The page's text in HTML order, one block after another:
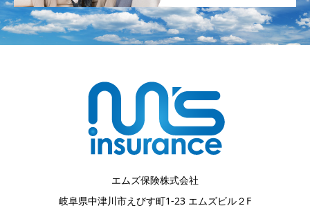
エムズ保険株式会社
岐阜県中津川市えびす町1-23 エムズビル２F